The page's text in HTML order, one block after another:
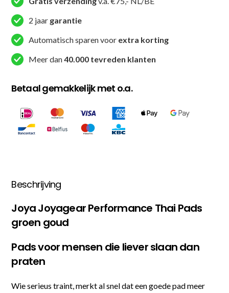
aantal
2 jaar garantie
Automatisch sparen voor extra korting
Meer dan40.000 tevreden klanten
Betaal gemakkelijk met o.a.
Beschrijving
Joya Joyagear Performance Thai Pads
groen goud
Pads voor mensen die liever slaan dan
praten
Wie serieus traint, merkt al snel dat een goede pad meer